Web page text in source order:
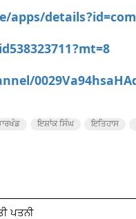
ਇਸ਼ਾਂਕ ਸਿੰਘ ਇਤਿਹਾਸ
ਪਤਨੀ